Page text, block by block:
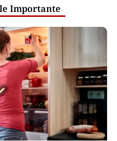
1.000 de tone
al verii infernale
extremă începe să
economia
expun
statului român: ANP
e‑Terra. Ce ascund
oficiale și cine răspunde
IT a instituțiilor